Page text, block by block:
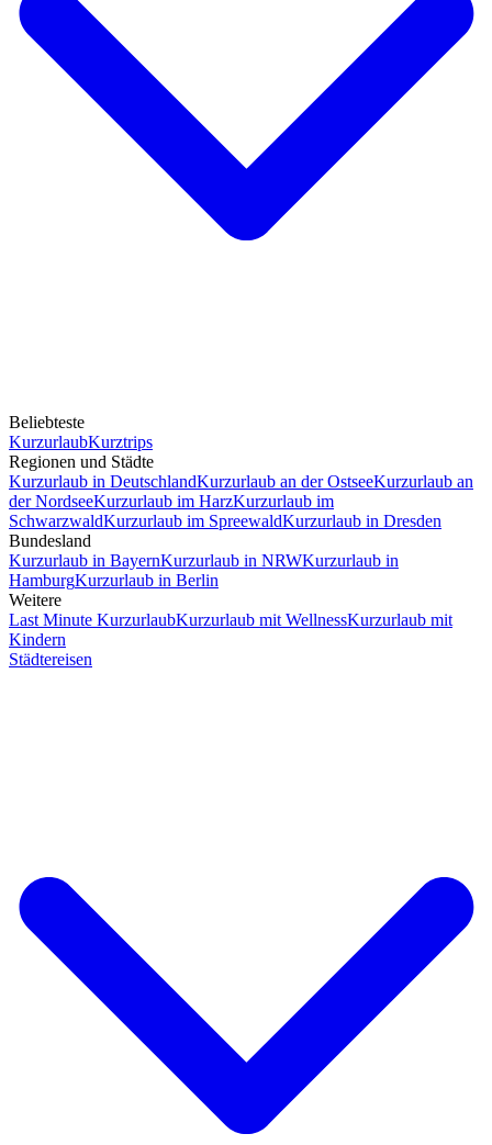
Beliebteste
KurzurlaubKurztrips
Regionen und Städte
Kurzurlaub in DeutschlandKurzurlaub an der OstseeKurzurlaub an
der NordseeKurzurlaub im HarzKurzurlaub im
SchwarzwaldKurzurlaub im SpreewaldKurzurlaub in Dresden
Bundesland
Kurzurlaub in BayernKurzurlaub in NRWKurzurlaub in
HamburgKurzurlaub in Berlin
Weitere
Last Minute KurzurlaubKurzurlaub mit WellnessKurzurlaub mit
Kindern
Städtereisen